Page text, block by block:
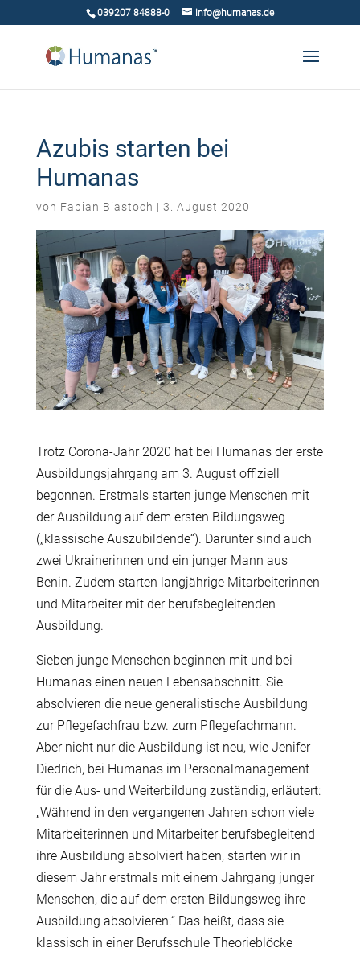
039207 84888-0 info@humanas.de
Azubis starten bei
Humanas
von Fabian Biastoch | 3. August 2020
Trotz Corona-Jahr 2020 hat bei Humanas der erste
Ausbildungsjahrgang am 3. August offiziell
begonnen. Erstmals starten junge Menschen mit
der Ausbildung auf dem ersten Bildungsweg
(„klassische Auszubildende“). Darunter sind auch
zwei Ukrainerinnen und ein junger Mann aus
Benin. Zudem starten langjährige Mitarbeiterinnen
und Mitarbeiter mit der berufsbegleitenden
Ausbildung.
Sieben junge Menschen beginnen mit und bei
Humanas einen neuen Lebensabschnitt. Sie
absolvieren die neue generalistische Ausbildung
zur Pflegefachfrau bzw. zum Pflegefachmann.
Aber nicht nur die Ausbildung ist neu, wie Jenifer
Diedrich, bei Humanas im Personalmanagement
für die Aus- und Weiterbildung zuständig, erläutert:
„Während in den vergangenen Jahren schon viele
Mitarbeiterinnen und Mitarbeiter berufsbegleitend
ihre Ausbildung absolviert haben, starten wir in
diesem Jahr erstmals mit einem Jahrgang junger
Menschen, die auf dem ersten Bildungsweg ihre
Ausbildung absolvieren.“ Das heißt, dass sie
klassisch in einer Berufsschule Theorieblöcke